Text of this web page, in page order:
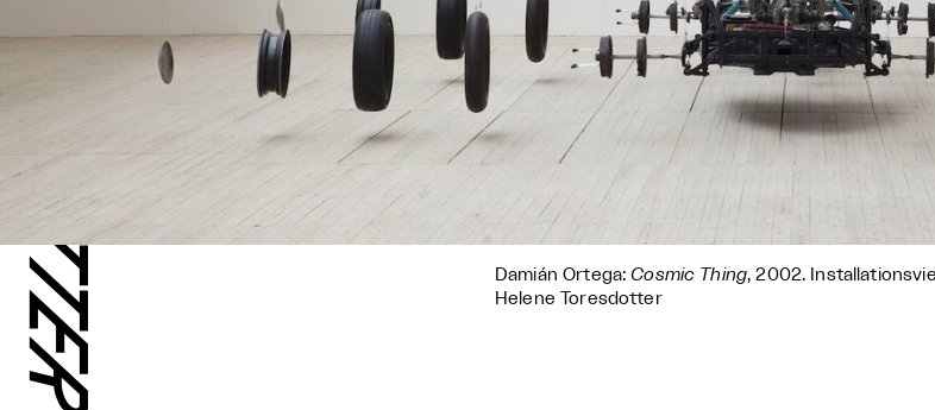
Damián Ortega:Cosmic Thing, 2002.
Helene Toresdotter